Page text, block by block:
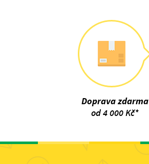
Doprava zdarma
od 4 000 Kč*